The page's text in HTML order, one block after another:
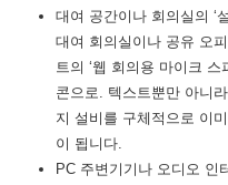
대여 공간이나 회의실의 ‘
대여 회의실이나 공유 오
트의 ‘웹 회의용 마이크 스
콘으로. 텍스트뿐만 아니
지 설비를 구체적으로 이
이 됩니다.
PC 주변기기나 오디오 인